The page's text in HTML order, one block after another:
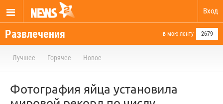
Вход
Развлечения в мою ленту 2679
Лучшее Горячее Новое
Фотография яйца установила